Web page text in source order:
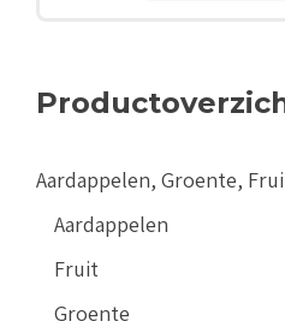
Aardappelen, Groente,
Aardappelen
Fruit
Groente